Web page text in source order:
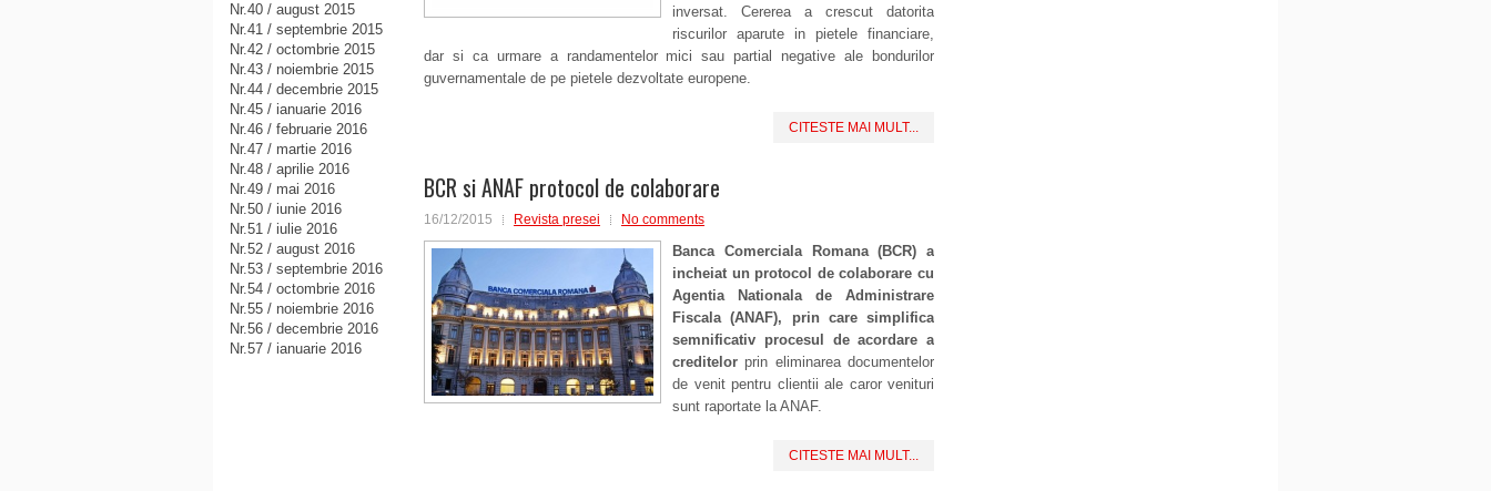
inversat. Cererea a crescut datorita
riscurilor aparute in pietele financiare,
dar si ca urmare a randamentelor mici sau partial negative ale bondurilor
guvernamentale de pe pietele dezvoltate europene.
CITESTE MAI MULT...
BCR si ANAF protocol de colaborare
16/12/2015 Revista presei No comments
Banca Comerciala Romana (BCR) a
incheiat un protocol de colaborare cu
Agentia Nationala de Administrare
Fiscala (ANAF), prin care simplifica
semnificativ procesul de acordare a
creditelor prin eliminarea documentelor
de venit pentru clientii ale caror venituri
sunt raportate la ANAF.
CITESTE MAI MULT...
Nr.40 / august 2015
Nr.41 / septembrie 2015
Nr.42 / octombrie 2015
Nr.43 / noiembrie 2015
Nr.44 / decembrie 2015
Nr.45 / ianuarie 2016
Nr.46 / februarie 2016
Nr.47 / martie 2016
Nr.48 / aprilie 2016
Nr.49 / mai 2016
Nr.50 / iunie 2016
Nr.51 / iulie 2016
Nr.52 / august 2016
Nr.53 / septembrie 2016
Nr.54 / octombrie 2016
Nr.55 / noiembrie 2016
Nr.56 / decembrie 2016
Nr.57 / ianuarie 2016